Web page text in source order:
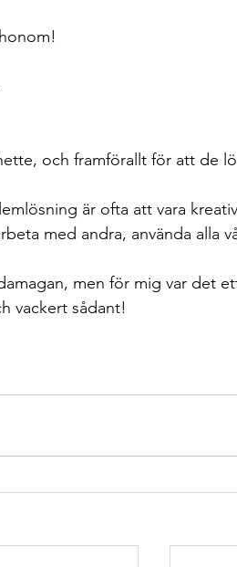
och framförallt för att de
är ofta att vara
med andra, använda alla
men för mig var det
vackert sådant!